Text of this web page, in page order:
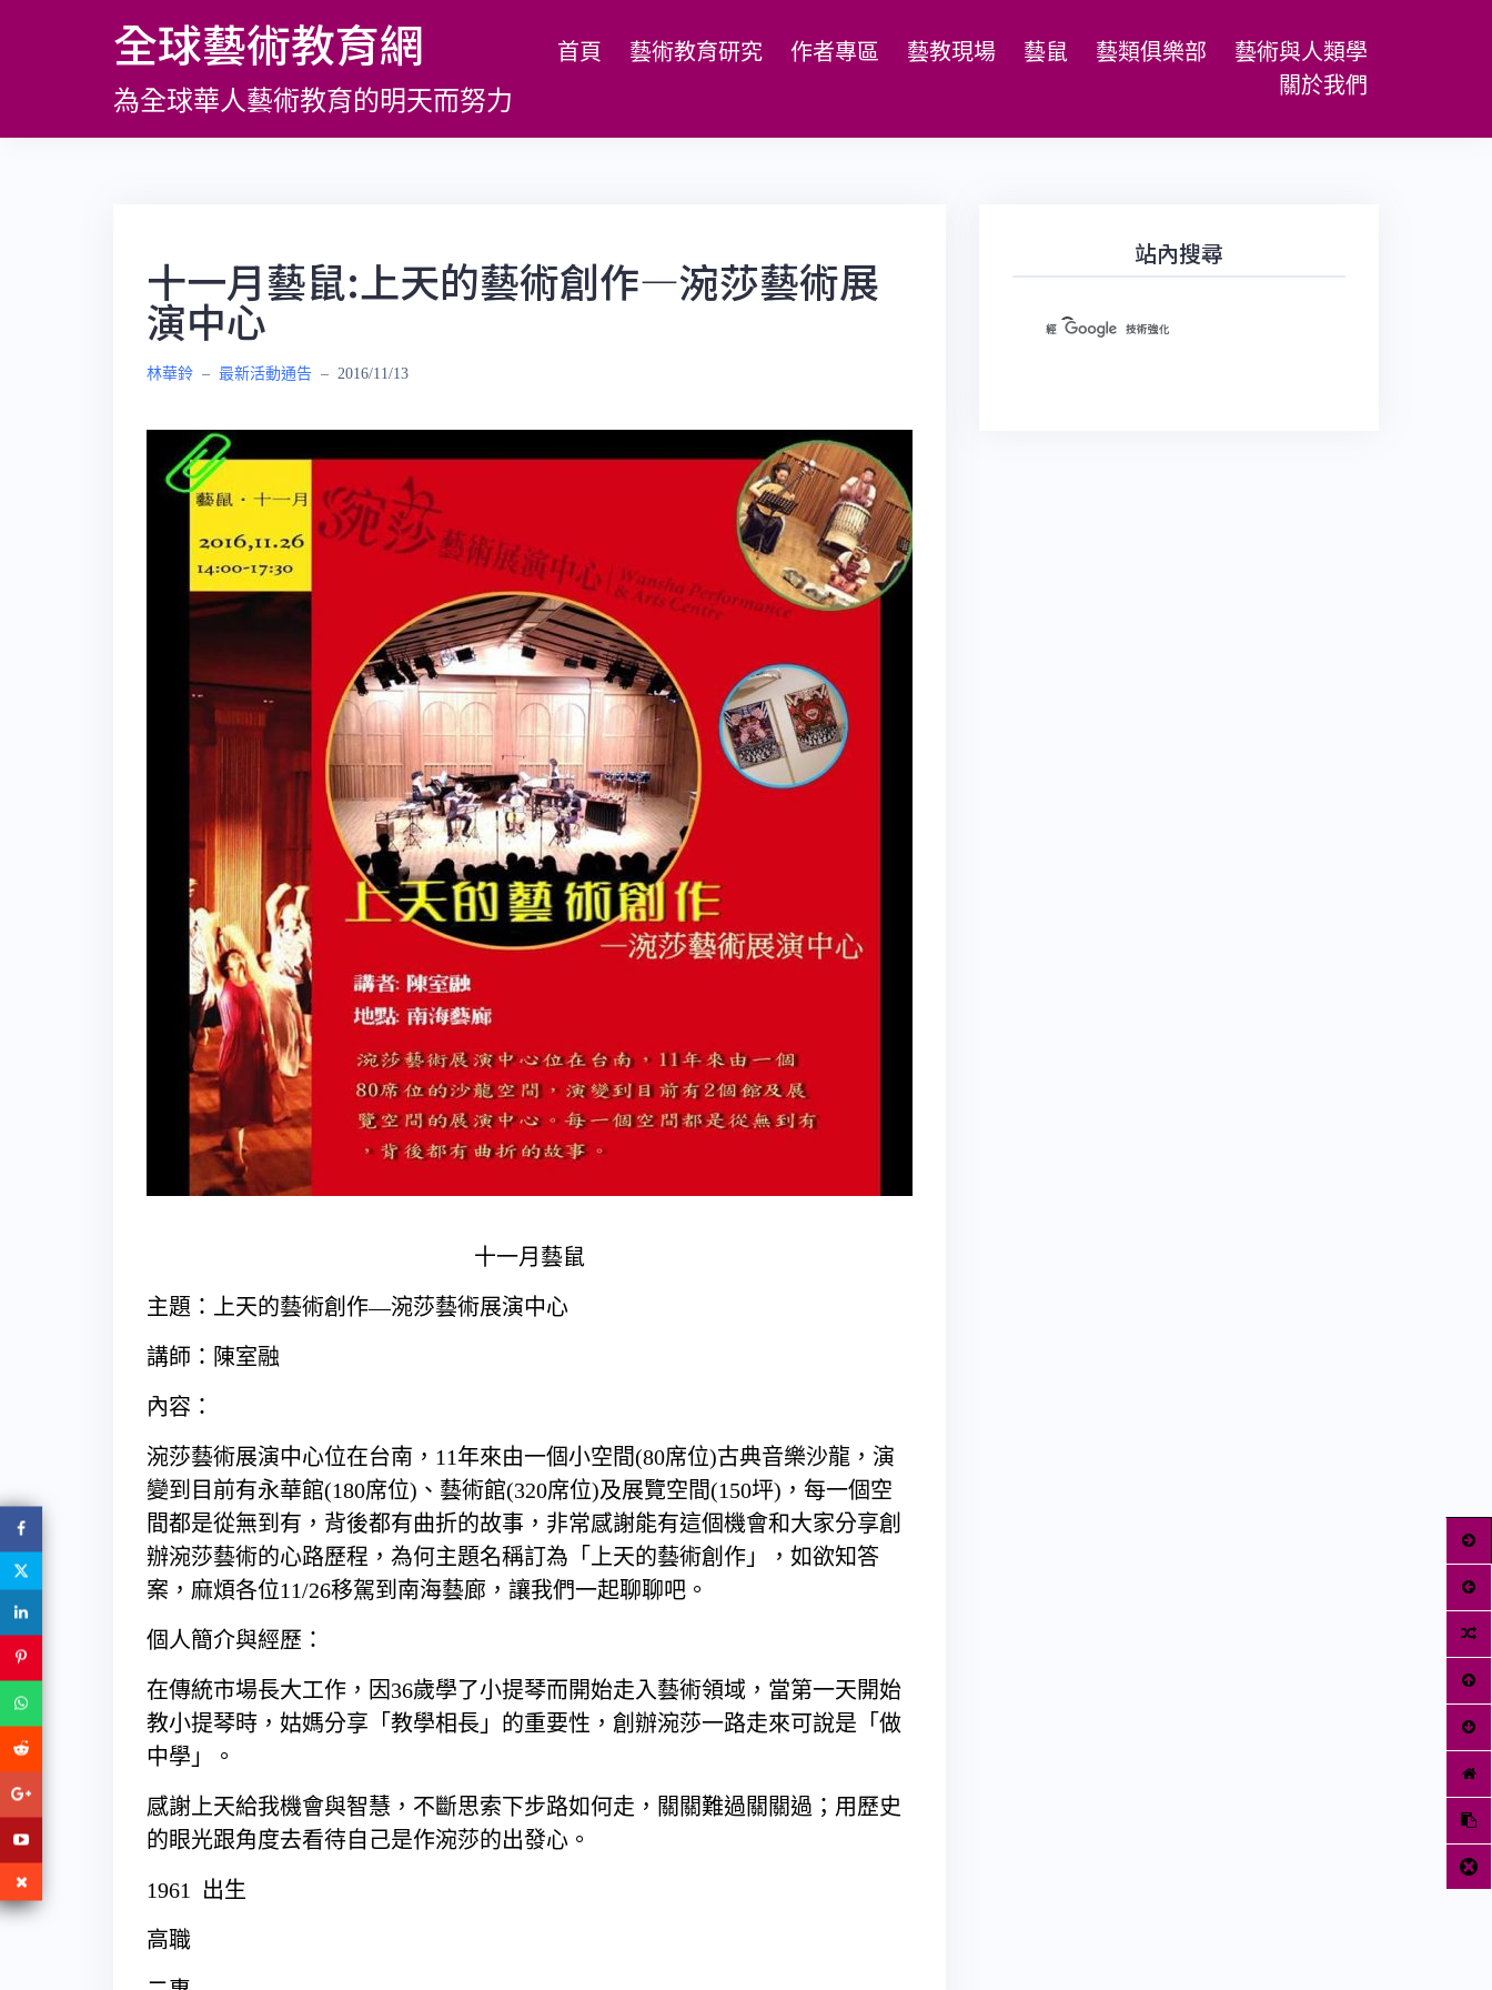
全球藝術教育網
為全球華人藝術教育的明天而努力
首頁 藝術教育研究 作者專區 藝教現場 藝鼠 藝類俱樂部
藝術與人類學
關於我們
十一月藝鼠:上天的藝術創作—涴莎藝術展
演中心
林華鈴 – 最新活動通告 – 2016/11/13
十一月藝鼠
主題：上天的藝術創作—涴莎藝術展演中心
講師：陳室融
內容：
涴莎藝術展演中心位在台南，11年來由一個小空間(80席位)古典音樂沙龍，演
變到目前有永華館(180席位)、藝術館(320席位)及展覽空間(150坪)，每一個空
間都是從無到有，背後都有曲折的故事，非常感謝能有這個機會和大家分享創
辦涴莎藝術的心路歷程，為何主題名稱訂為「上天的藝術創作」，如欲知答
案，麻煩各位11/26移駕到南海藝廊，讓我們一起聊聊吧。
個人簡介與經歷：
在傳統市場長大工作，因36歲學了小提琴而開始走入藝術領域，當第一天開始
教小提琴時，姑媽分享「教學相長」的重要性，創辦涴莎一路走來可說是「做
中學」。
感謝上天給我機會與智慧，不斷思索下步路如何走，關關難過關關過；用歷史
的眼光跟角度去看待自己是作涴莎的出發心。
1961 出生
高職
站內搜尋